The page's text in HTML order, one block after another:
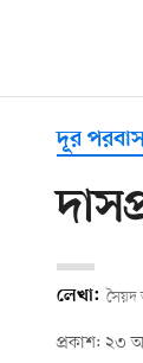
দূর
লেখা: সৈয়দ
প্রকাশ: ২৩